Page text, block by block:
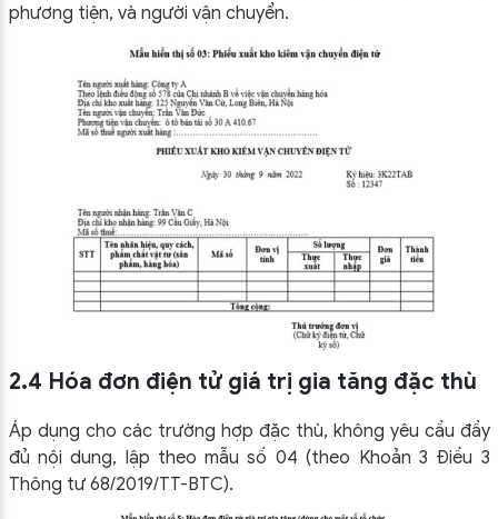
phương tiện, và người vận chuyển.
2.4 Hóa đơn điện tử giá trị gia tăng đặc thù
Áp dụng cho các trường hợp đặc thù, không yêu cầu đầy
đủ nội dung, lập theo mẫu số 04 (theo Khoản 3 Điều 3
Thông tư 68/2019/TT-BTC).